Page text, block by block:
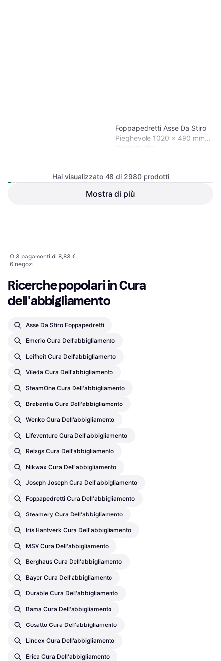
O 3 pagamenti di 8,83 €
6 negozi
Foppapedretti Asse Da Stiro
Pieghevole 1020 x 490 mm -
Hai visualizzato 48 di 2980 prodotti
Mostra di più
Ricerche popolari in Cura
dell'abbigliamento
Asse Da Stiro Foppapedretti
Emerio Cura Dell'abbigliamento
Leifheit Cura Dell'abbigliamento
Vileda Cura Dell'abbigliamento
SteamOne Cura Dell'abbigliamento
Brabantia Cura Dell'abbigliamento
Wenko Cura Dell'abbigliamento
Lifeventure Cura Dell'abbigliamento
Relags Cura Dell'abbigliamento
Nikwax Cura Dell'abbigliamento
Joseph Joseph Cura Dell'abbigliamento
Foppapedretti Cura Dell'abbigliamento
Steamery Cura Dell'abbigliamento
Iris Hantverk Cura Dell'abbigliamento
MSV Cura Dell'abbigliamento
Berghaus Cura Dell'abbigliamento
Bayer Cura Dell'abbigliamento
Durable Cura Dell'abbigliamento
Bama Cura Dell'abbigliamento
Cosatto Cura Dell'abbigliamento
Lindex Cura Dell'abbigliamento
Erica Cura Dell'abbigliamento